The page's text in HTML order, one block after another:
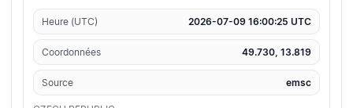
Heure (UTC) 2026-07-09 16:00:25 UTC
Coordonnées 49.730, 13.819
Source emsc